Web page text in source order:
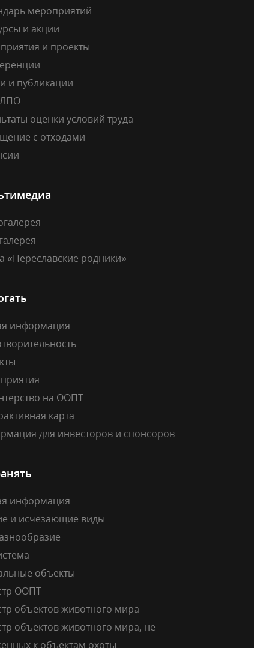
мероприятий
и акции
и проекты
и публикации
оценки условий труда
с отходами
«Переславские родники»
информация
на ООПТ
карта
для инвесторов и спонсоров
информация
и исчезающие виды
объекты
ООПТ
объектов животного мира
объектов животного мира, не
к объектам охоты